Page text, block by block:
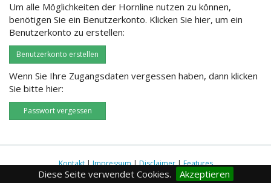
Diese Seite verwendet Cookies. Akzeptieren
Um alle Möglichkeiten der Hornline nutzen zu können,
benötigen Sie ein Benutzerkonto. Klicken Sie hier, um ein
Benutzerkonto zu erstellen:
Benutzerkonto erstellen
Wenn Sie Ihre Zugangsdaten vergessen haben, dann klicken
Sie bitte hier:
Passwort vergessen
Kontakt|Impressum|Disclaimer|Features